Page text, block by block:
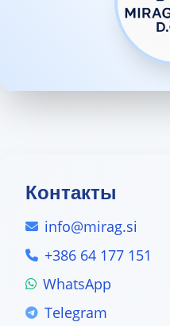
Контакты
info@mirag.si
+386 64 177 151
WhatsApp
Telegram